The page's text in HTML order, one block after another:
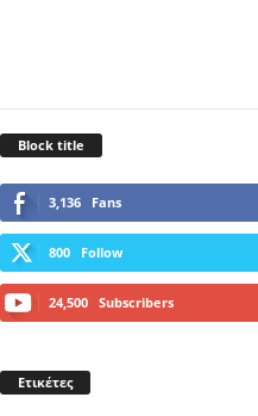
Block title
3,136 Fans
800 Follow
24,500 Subscribers
Ετικέτες